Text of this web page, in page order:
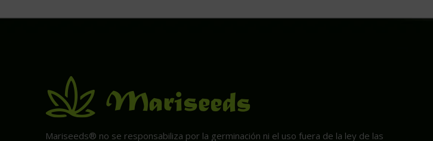
Mariseeds® no se responsabiliza por la germinación ni el uso fuera de la ley de las